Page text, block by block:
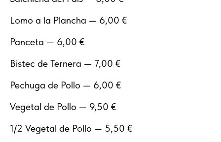
Lomo a la Plancha — 6,00 €
Panceta — 6,00 €
Bistec de Ternera — 7,00 €
Pechuga de Pollo — 6,00 €
Vegetal de Pollo — 9,50 €
1/2 Vegetal de Pollo — 5,50 €